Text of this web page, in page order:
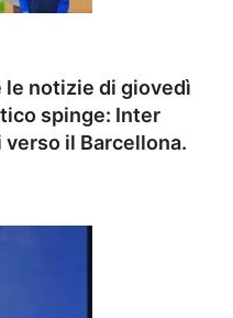
notizie di giovedì
spinge: Inter
verso il Barcellona.